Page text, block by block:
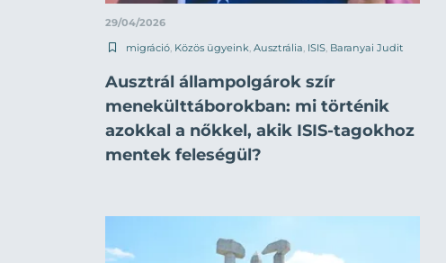
29/04/2026
migráció Közös ügyeink Ausztrália ISIS Baranyai Judit
Ausztrál állampolgárok szír
menekülttáborokban: mi történik
azokkal a nőkkel, akik ISIS-tagokhoz
mentek feleségül?